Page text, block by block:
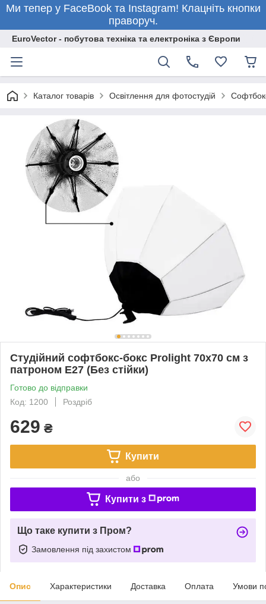
Ми тепер у FaceBook та Instagram! Клацніть кнопки
праворуч.
EuroVector - побутова техніка та електроніка з Європи
Каталог товарів Освітлення для фотостудій
Студійний софтбокс-бокс Prolight 70х70 см з
патроном Е27 (Без стійки)
Готово до відправки
Код: 1200
Роздріб
629 ₴
Купити
або
Купити з
Що таке купити з Пром?
Замовлення під захистом
Опис Характеристики Доставка Оплата Умови